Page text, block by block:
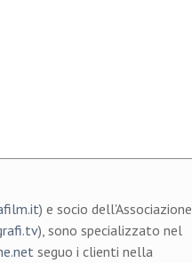
) e socio dell'Associazione
), sono specializzato nel
seguo i clienti nella